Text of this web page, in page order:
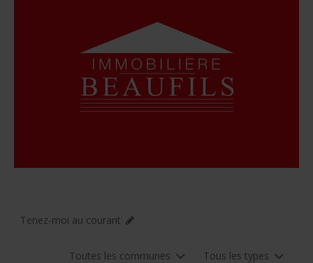
Tenez-moi au courant
Toutes les communes Tous les types